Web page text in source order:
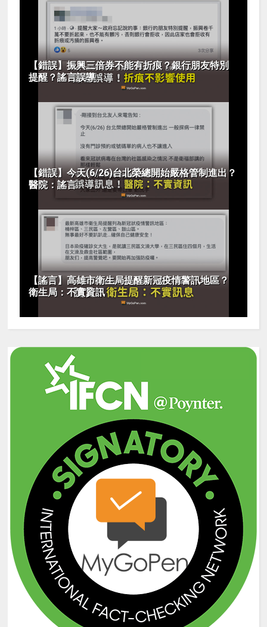
【錯誤】振興三倍券不能有折痕？銀行朋友特別
提醒？謠言誤導
【錯誤】今天(6/26)台北榮總開始嚴格管制進出？
醫院：謠言
【謠言】高雄市衛生局提醒新冠疫情警訊地區？
衛生局：不實資訊